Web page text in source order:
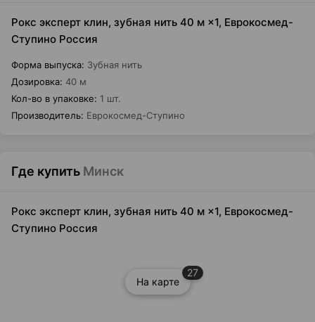
Рокс эксперт клин, зубная нить 40 м ×1, Еврокосмед-
Ступино Россия
Форма выпуска: Зубная нить
Дозировка: 40 м
Кол-во в упаковке: 1 шт.
Производитель: Еврокосмед-Ступино
Где купить Минск
Рокс эксперт клин, зубная нить 40 м ×1, Еврокосмед-
Ступино Россия
На карте
27